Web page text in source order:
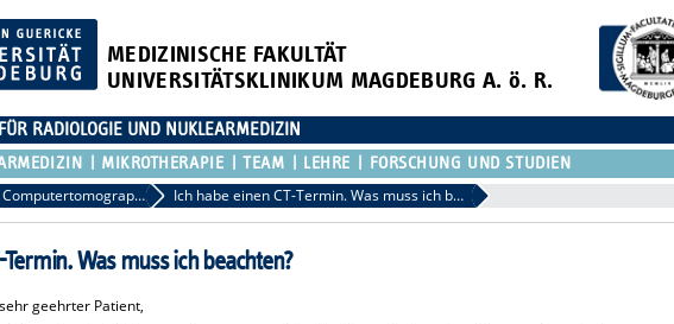
MEDIZINISCHE FAKULTÄT
UNIVERSITÄTSKLINIKUM MAGDEBURG A. ö. R.
RADIOLOGIE UND NUKLEARMEDIZIN
MIKROTHERAPIE TEAM LEHRE FORSCHUNG UND STUDIEN
Computertomographie (CT) Ich habe einen CT-Termin. Was muss ich beachten?
Termin. Was muss ich beachten?
geehrter Patient,